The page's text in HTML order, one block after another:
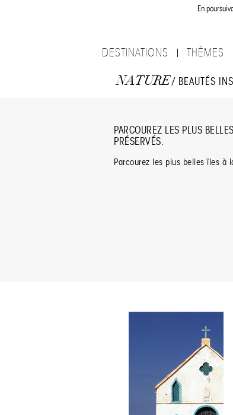
En
DESTINATIONS THÈMES
NATURE/ BEAUTÉS
PARCOUREZ LES PLUS
PRÉSERVÉS.
Parcourez les plus belles îles à